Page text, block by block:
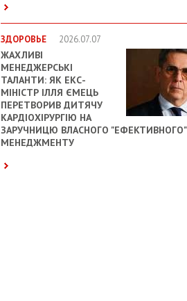
ЗДОРОВЬЕ 2026.07.07
ЖАХЛИВІ
МЕНЕДЖЕРСЬКІ
ТАЛАНТИ: ЯК ЕКС-
МІНІСТР ІЛЛЯ ЄМЕЦЬ
ПЕРЕТВОРИВ ДИТЯЧУ
КАРДІОХІРУРГІЮ НА
ЗАРУЧНИЦЮ ВЛАСНОГО "ЕФЕКТИВНОГО"
МЕНЕДЖМЕНТУ